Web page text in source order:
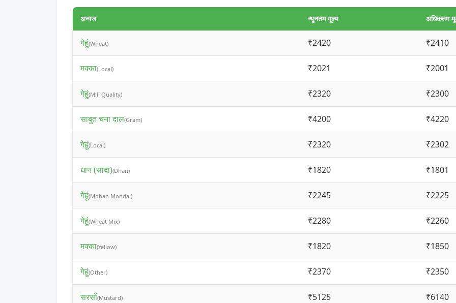
अनाज न्यूनतम मूल्य अधिकतम
गेहूं(Wheat) ₹2420 ₹2410
मक्का(Local) ₹2021 ₹2001
गेहूं(Mill Quality) ₹2320 ₹2300
साबुत चना दाल(Gram) ₹4200 ₹4220
गेहूं(Local) ₹2320 ₹2302
धान (सादा)(Dhan) ₹1820 ₹1801
गेहूं(Mohan Mondal) ₹2245 ₹2225
गेहूं(Wheat Mix) ₹2280 ₹2260
मक्का(Yellow) ₹1820 ₹1850
गेहूं(Other) ₹2370 ₹2350
सरसों(Mustard) ₹5125 ₹6140